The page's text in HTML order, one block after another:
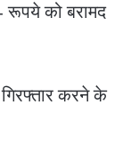
रूपये को बरामद
करने के